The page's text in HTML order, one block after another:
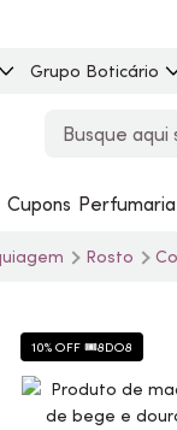
Grupo Boticário
Cupons Perfumaria
Rosto
10% OFF 🎟️8DO8